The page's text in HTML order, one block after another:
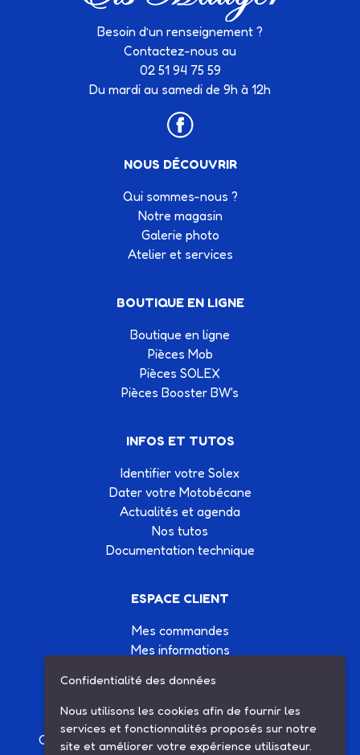
Besoin d’un renseignement ?
Contactez-nous au
02 51 94 75 59
Du mardi au samedi de 9h à 12h
NOUS DÉCOUVRIR
Qui sommes-nous ?
Notre magasin
Galerie photo
Atelier et services
BOUTIQUE EN LIGNE
Boutique en ligne
Pièces Mob
Pièces SOLEX
Pièces Booster BW's
INFOS ET TUTOS
Identifier votre Solex
Dater votre Motobécane
Actualités et agenda
Nos tutos
Documentation technique
ESPACE CLIENT
Mes commandes
Mes informations
Conditions générales de vente
Contactez-nous
Création site Internet Factor’IT|Mentions légales
Confidentialité des données
Nous utilisons les cookies afin de fournir les
services et fonctionnalités proposés sur notre
site et améliorer votre expérience utilisateur.